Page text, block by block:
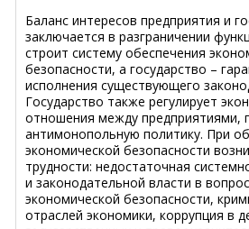
Баланс интересов предприятия и
заключается в разграничении
строит систему обеспечения
безопасности, а государство –
исполнения существующего
Государство также регулирует
отношения между предприятиями,
антимонопольную политику. При
экономической безопасности
трудности: недостаточная
и законодательной власти в
экономической безопасности,
отраслей экономики, коррупция в